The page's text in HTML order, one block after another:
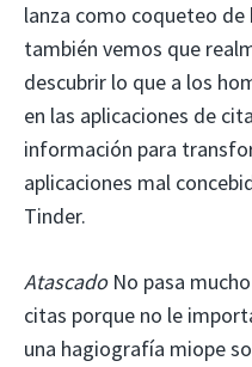
lanza como coqueteo de
también vemos que
descubrir lo que a los
en las aplicaciones de
información para
aplicaciones mal
Tinder.
AtascadoNo pasa
citas porque no le
una hagiografía miope